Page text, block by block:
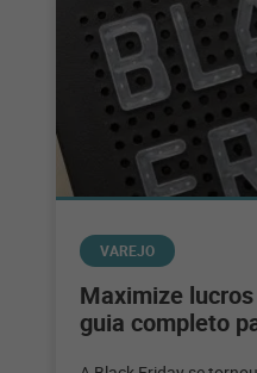
VAREJO
Maximize
guia completo